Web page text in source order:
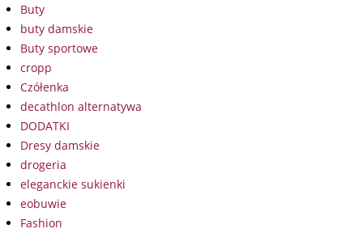
Buty
buty damskie
Buty sportowe
cropp
Czółenka
decathlon alternatywa
DODATKI
Dresy damskie
drogeria
eleganckie sukienki
eobuwie
Fashion